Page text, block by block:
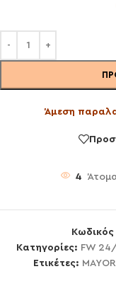
Άμεση
4
Κατηγορίες: FW
Ετικέτες: